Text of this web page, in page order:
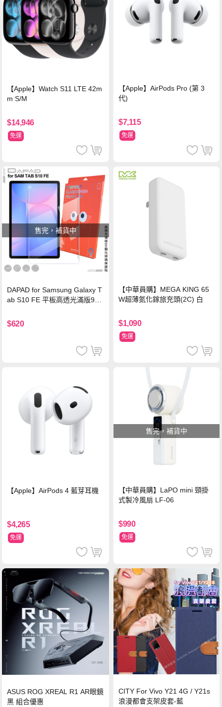
【Apple】Watch S11 LTE 42m
m S/M
$14,946
免運
【Apple】AirPods Pro (第 3
代)
$7,115
免運
售完，補貨中
DAPAD for Samsung Galaxy T
ab S10 FE 平板高透光滿版9H
$620
【中華員購】MEGA KING 65
W超薄氮化鎵旅充頭(2C) 白
$1,090
免運
【Apple】AirPods 4 藍芽耳機
$4,265
免運
售完，補貨中
【中華員購】LaPO mini 頸掛
式製冷風扇 LF-06
$990
免運
ASUS ROG XREAL R1 AR眼鏡
黑 組合優惠
CITY For Vivo Y21 4G / Y21s
浪漫都會支架皮套-藍